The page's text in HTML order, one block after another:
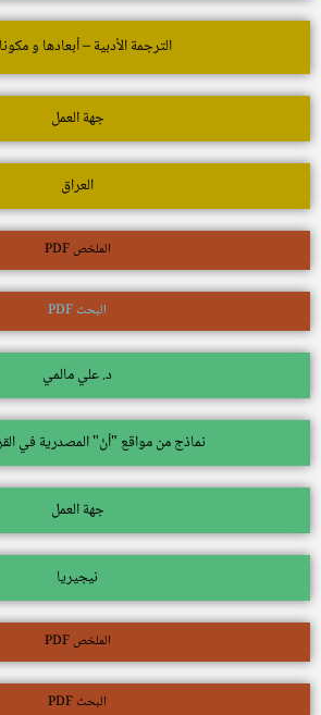
الترجمة الأدبية – أبعادها و
جهة العمل
العراق
الملخص PDF
البحث PDF
د. علي مالمي
نماذج من مواقع "أنْ" المصدرية في
جهة العمل
نيجيريا
الملخص PDF
البحث PDF